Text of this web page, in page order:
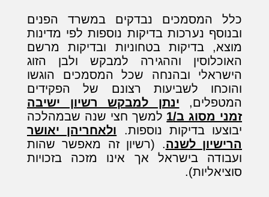
כלל המסמכים נבדקים במשרד הפנים
ובנוסף נערכות בדיקות נוספות לפי מדינות
מוצא, בדיקות בטחוניות ובדיקות מרשם
האוכלוסין וההגירה למבקש ולבן הזוג
הישראלי ובהנחה שכל המסמכים הוגשו
והוכחו לשביעות רצונם של הפקידים
המטפלים, ינתן למבקש רשיון ישיבה
זמני מסוג ב/1
למשך חצי שנה שבמהלכה
יבוצעו בדיקות נוספות. ולאחריהן יאושר
הרישיון לשנה. (רשיון זה מאפשר שהות
ועבודה בישראל אך אינו מזכה בזכויות
סוציאליות).